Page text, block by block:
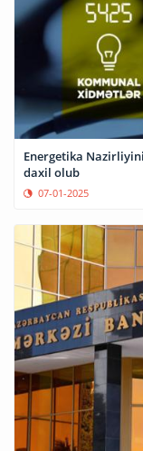
Energetika
daxil olub
07-01-2025